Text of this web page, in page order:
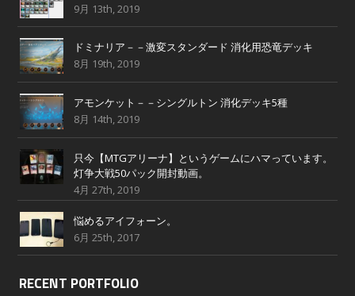
9月 13th, 2019
ドミナリア－－激変スタンダード 消化用恐竜デッキ
8月 19th, 2019
アモンケット－－シングルトン 消化デッキ5種
8月 14th, 2019
只今【MTGアリーナ】というゲームにハマっています。
灯争大戦50パック開封動画。
4月 27th, 2019
悩めるアイフォーン。
6月 25th, 2017
RECENT PORTFOLIO